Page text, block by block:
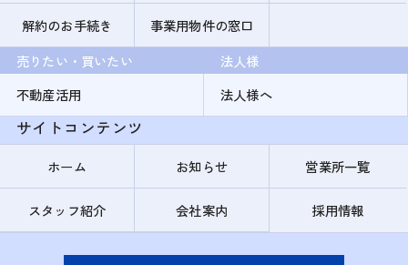
解約のお手続き
事業用物件の窓口
売りたい・買いたい
不動産活用
法人様
法人様へ
サイトコンテンツ
ホーム お知らせ 営業所一覧
スタッフ紹介 会社案内 採用情報